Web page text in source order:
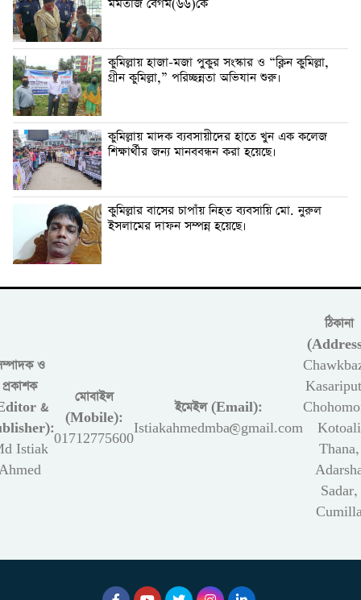
মমতাজ বেগম(৬৬)কে
কুমিল্লায় হাজা-মজা পুকুর সংস্কার ও “ক্লিন কুমিল্লা,
গ্রীন কুমিল্লা,” পরিচ্ছন্নতা অভিযান শুরু।
কুমিল্লায় মাদক ব্যবসায়ীদের হাতে খুন এক কলেজ
শিক্ষার্থীর জন্য মানববন্ধন করা হয়েছে।
কুমিল্লার বাসের চাপাঁয় নিহত ব্যবসায়ি মো. নুরুল
ইসলামের দাফন সম্পন্ন হয়েছে।
ও
প্রকাশক
&
Istiak
মোবাইল
(Mobile):
01712775600
ইমেইল (Email):
Istiakahmedmba@gmail.com
ঠিকানা
Kotoali
Thana,
Sadar,